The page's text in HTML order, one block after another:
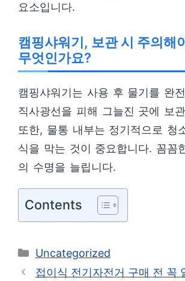
요소입니다.
캠핑샤워기, 보관 시 주의해
무엇인가요?
캠핑샤워기는 사용 후 물기를 완
직사광선을 피해 그늘진 곳에 보
또한, 물통 내부는 정기적으로 청
식을 막는 것이 중요합니다. 꼼꼼
의 수명을 늘립니다.
Contents
카
테
Uncategorized
접이식 전기자전거 구매 전 꼭